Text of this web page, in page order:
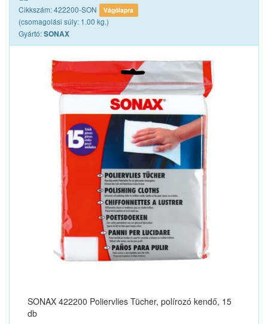
Cikkszám: 422200-SON Vágólapra
(csomagolási súly: 1.00 kg.)
Gyártó:SONAX
SONAX 422200 Poliervlies Tücher, polírozó kendő, 15
db